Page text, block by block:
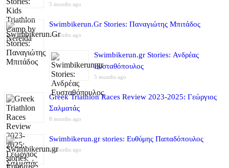
5 months ago
Swimbikerun.Gr Stories: Παναγιώτης Μπιτάδος
5 months ago
Swimbikerun.gr Stories: Ανδρέας
Ευσταθόπουλος
5 months ago
Greek Triathlon Races Review 2023-2025: Γεώργιος
Σαλματάς
8 months ago
Swimbikerun.gr stories: Ευθύμης Παπαδόπουλος
8 months ago